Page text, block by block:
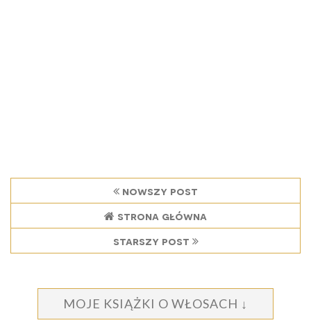
nowszy post
strona główna
starszy post
MOJE KSIĄŻKI O WŁOSACH ↓